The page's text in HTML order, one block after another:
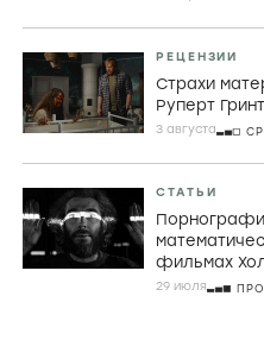
РЕЦЕНЗИИ
Страхи
Руперт
3 августа
СТАТЬИ
фильмах
29 июля